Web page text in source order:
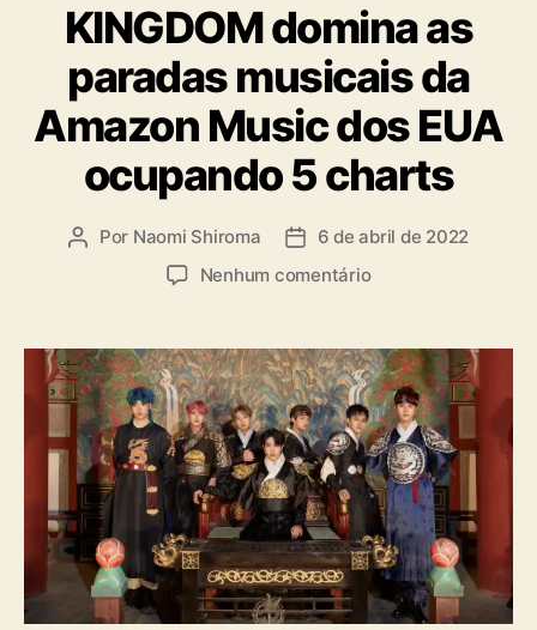
t
e
g
o
r
i
a
KINGDOM domina as
paradas musicais da
Amazon Music dos EUA
ocupando 5 charts
A
r
d
o
p
o
s
t
Por Naomi Shiroma
D
d
e
p
u
b
l
i
c
a
ç
ã
6 de abril de 2022
Nenhum comentárioe
I
N
G
D
O
M
d
o
m
i
n